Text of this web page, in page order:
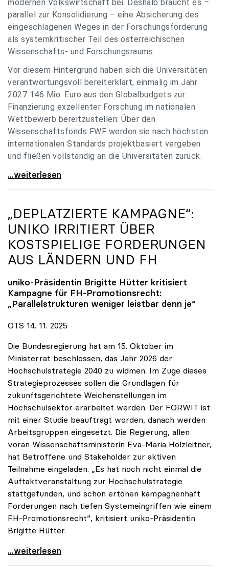
modernen Volkswirtschaft bei. Deshalb braucht es –
parallel zur Konsolidierung – eine Absicherung des
eingeschlagenen Weges in der Forschungsförderung
als systemkritischer Teil des österreichischen
Wissenschafts- und Forschungsraums.
Vor diesem Hintergrund haben sich die Universitäten
verantwortungsvoll bereiterklärt, einmalig im Jahr
2027 146 Mio. Euro aus den Globalbudgets zur
Finanzierung exzellenter Forschung im nationalen
Wettbewerb bereitzustellen: Über den
Wissenschaftsfonds FWF werden sie nach höchsten
internationalen Standards projektbasiert vergeben
und fließen vollständig an die Universitäten zurück.
Gemeinsam für einen starken Wissenschafts- und
...weiterlesen
„DEPLATZIERTE KAMPAGNE“:
UNIKO IRRITIERT ÜBER
KOSTSPIELIGE FORDERUNGEN
AUS LÄNDERN UND FH
uniko-Präsidentin Brigitte Hütter kritisiert
Kampagne für FH-Promotionsrecht:
„Parallelstrukturen weniger leistbar denn je“
OTS 14. 11. 2025
Die Bundesregierung hat am 15. Oktober im
Ministerrat beschlossen, das Jahr 2026 der
Hochschulstrategie 2040 zu widmen. Im Zuge dieses
Strategieprozesses sollen die Grundlagen für
zukunftsgerichtete Weichenstellungen im
Hochschulsektor erarbeitet werden. Der FORWIT ist
mit einer Studie beauftragt worden, danach werden
Arbeitsgruppen eingesetzt. Die Regierung, allen
voran Wissenschaftsministerin Eva-Maria Holzleitner,
hat Betroffene und Stakeholder zur aktiven
Teilnahme eingeladen. „Es hat noch nicht einmal die
Auftaktveranstaltung zur Hochschulstrategie
stattgefunden, und schon ertönen kampagnenhaft
Forderungen nach tiefen Systemeingriffen wie einem
FH-Promotionsrecht“, kritisiert uniko-Präsidentin
Brigitte Hütter.
„Deplatzierte Kampagne“: uniko irritiert über
...weiterlesen